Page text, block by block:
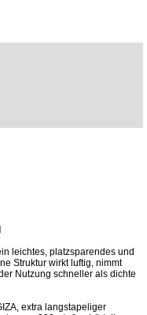
leichtes, platzsparendes und
Struktur wirkt luftig, nimmt
Nutzung schneller als dichte
extra langstapeliger